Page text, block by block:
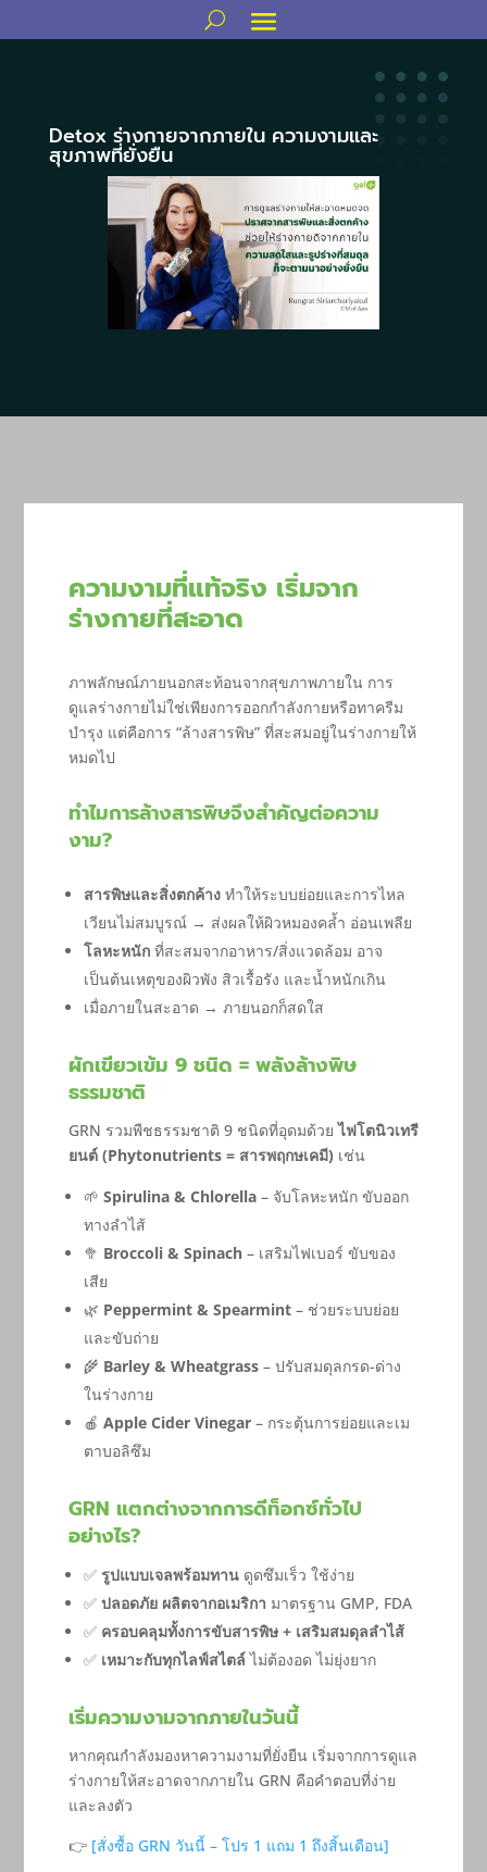
Detox ร่างกายจากภายใน ความงามและ
สุขภาพที่ยั่งยืน
ความงามที่แท้จริง เริ่มจาก
ร่างกายที่สะอาด
ภาพลักษณ์ภายนอกสะท้อนจากสุขภาพภายใน การ
ดูแลร่างกายไม่ใช่เพียงการออกกำลังกายหรือทาครีม
บำรุง แต่คือการ “ล้างสารพิษ” ที่สะสมอยู่ในร่างกายให้
หมดไป
ทำไมการล้างสารพิษจึงสำคัญต่อความ
งาม?
สารพิษและสิ่งตกค้างทำให้ระบบย่อยและการไหล
เวียนไม่สมบูรณ์ → ส่งผลให้ผิวหมองคล้ำ อ่อนเพลีย
โลหะหนักที่สะสมจากอาหาร/สิ่งแวดล้อม อาจ
เป็นต้นเหตุของผิวพัง สิวเรื้อรัง และน้ำหนักเกิน
เมื่อภายในสะอาด → ภายนอกก็สดใส
ผักเขียวเข้ม 9 ชนิด = พลังล้างพิษ
ธรรมชาติ
GRN รวมพืชธรรมชาติ 9 ชนิดที่อุดมด้วยไฟโตนิวเทรี
ยนต์ (Phytonutrients = สารพฤกษเคมี) เช่น
🌱 Spirulina & Chlorella– จับโลหะหนัก ขับออก
ทางลำไส้
🥦 Broccoli & Spinach– เสริมไฟเบอร์ ขับของ
เสีย
🌿 Peppermint & Spearmint– ช่วยระบบย่อย
และขับถ่าย
🌾 Barley & Wheatgrass– ปรับสมดุลกรด-ด่าง
ในร่างกาย
🍎 Apple Cider Vinegar– กระตุ้นการย่อยและเม
ตาบอลิซึม
GRN แตกต่างจากการดีท็อกซ์ทั่วไป
อย่างไร?
✅ รูปแบบเจลพร้อมทานดูดซึมเร็ว ใช้ง่าย
✅ ปลอดภัย ผลิตจากอเมริกา มาตรฐาน GMP, FDA
✅ ครอบคลุมทั้งการขับสารพิษ + เสริมสมดุลลำไส้
✅ เหมาะกับทุกไลฟ์สไตล์ไม่ต้องอด ไม่ยุ่งยาก
เริ่มความงามจากภายในวันนี้
หากคุณกำลังมองหาความงามที่ยั่งยืน เริ่มจากการดูแล
ร่างกายให้สะอาดจากภายใน GRN คือคำตอบที่ง่าย
และลงตัว
👉 [สั่งซื้อ GRN วันนี้ – โปร 1 แถม 1 ถึงสิ้นเดือน]